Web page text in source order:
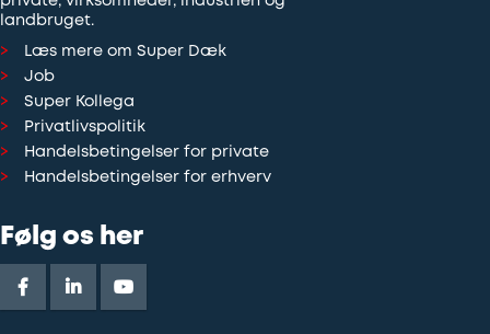
landbruget.
Læs mere om Super Dæk
Job
Super Kollega
Privatlivspolitik
Handelsbetingelser for private
Handelsbetingelser for erhverv
Følg os her